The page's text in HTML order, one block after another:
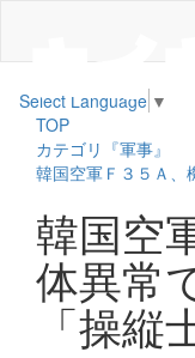
Select Language ▼
TOP
カテゴリ『軍事』
韓国空軍Ｆ３５Ａ、
韓国空
体異常
「操縦